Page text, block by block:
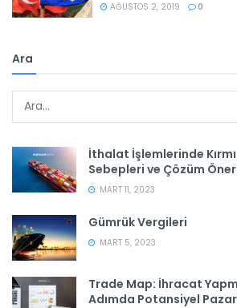
AĞUSTOS 2, 2019
0
Ara
İthalat İşlemlerinde
Sebepleri ve Çözüm
MART 11, 2023
Gümrük Vergileri
MART 5, 2023
Trade Map: İhracat
Adımda Potansiyel